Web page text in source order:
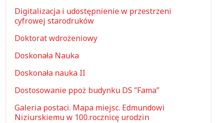
Digitalizacja i udostępnienie w przestrzeni
cyfrowej starodruków
Doktorat wdrożeniowy
Doskonała Nauka
Doskonała nauka II
Dostosowanie ppoż budynku DS ”Fama”
Galeria postaci. Mapa miejsc. Edmundowi
Niziurskiemu w 100.rocznicę urodzin